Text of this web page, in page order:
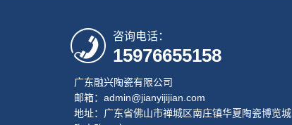
咨询电话：
15976655158
广东融兴陶瓷有限公司
邮箱：admin@jianyijijian.com
地址：广东省佛山市禅城区南庄镇华夏陶瓷博览城